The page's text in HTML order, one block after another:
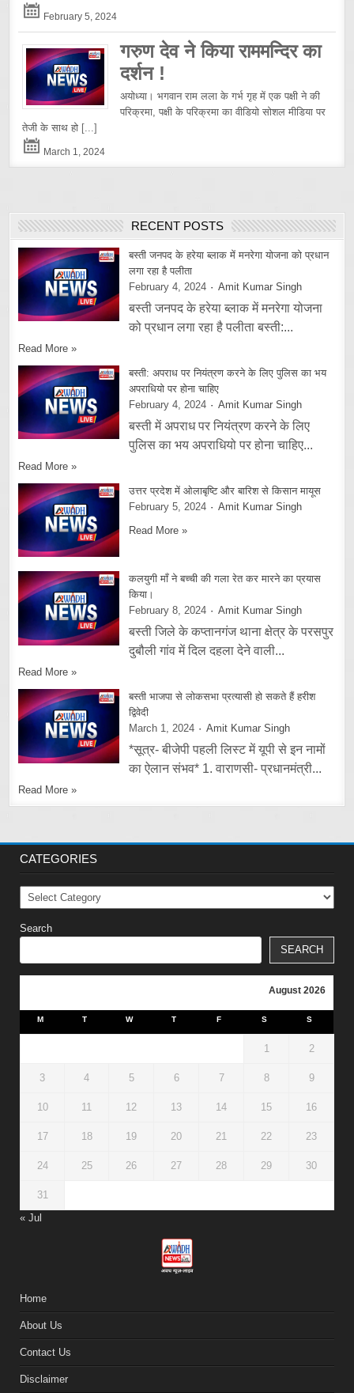
February 5, 2024
गरुण देव ने किया राममन्दिर का
दर्शन !
अयोध्या। भगवान राम लला के गर्भ गृह में एक पक्षी ने की
परिक्रमा, पक्षी के परिक्रमा का वीडियो सोशल मीडिया पर
तेजी के साथ हो [...]
March 1, 2024
RECENT POSTS
बस्ती जनपद के हरेया ब्लाक में मनरेगा योजना को प्रधान
लगा रहा है पलीता
February 4, 2024
Amit Kumar Singh
बस्ती जनपद के हरेया ब्लाक में मनरेगा योजना
को प्रधान लगा रहा है पलीता बस्ती:...
Read More »
बस्ती: अपराध पर नियंत्रण करने के लिए पुलिस का भय
अपराधियो पर होना चाहिए
February 4, 2024
Amit Kumar Singh
बस्ती में अपराध पर नियंत्रण करने के लिए
पुलिस का भय अपराधियो पर होना चाहिए...
Read More »
उत्तर प्रदेश में ओलाबृष्टि और बारिश से किसान मायूस
February 5, 2024
Amit Kumar Singh
Read More »
कलयुगी माँ ने बच्ची की गला रेत कर मारने का प्रयास
किया।
February 8, 2024
Amit Kumar Singh
बस्ती जिले के कप्तानगंज थाना क्षेत्र के परसपुर
दुबौली गांव में दिल दहला देने वाली...
Read More »
बस्ती भाजपा से लोकसभा प्रत्यासी हो सकते हैं हरीश
द्विवेदी
March 1, 2024
Amit Kumar Singh
*सूत्र- बीजेपी पहली लिस्ट में यूपी से इन नामों
का ऐलान संभव* 1. वाराणसी- प्रधानमंत्री...
Read More »
CATEGORIES
Categories
Search
SEARCH
August 2026
M T W T F S S
1 2
3 4 5 6 7 8 9
10 11 12 13 14 15 16
17 18 19 20 21 22 23
24 25 26 27 28 29 30
31
« Jul
Home
About Us
Contact Us
Disclaimer